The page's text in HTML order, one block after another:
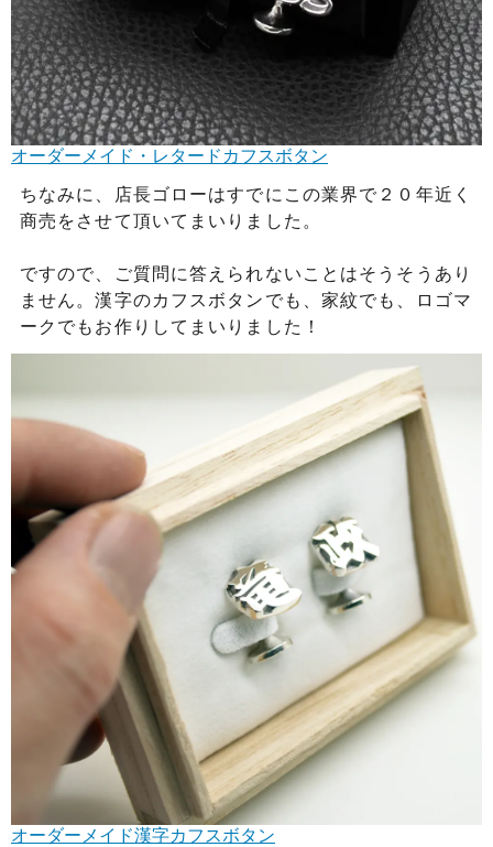
オーダーメイド・レタードカフスボタン
ちなみに、店長ゴローはすでにこの業界で２０年近く
商売をさせて頂いてまいりました。
ですので、ご質問に答えられないことはそうそうあり
ません。漢字のカフスボタンでも、家紋でも、ロゴマ
ークでもお作りしてまいりました！
オーダーメイド漢字カフスボタン